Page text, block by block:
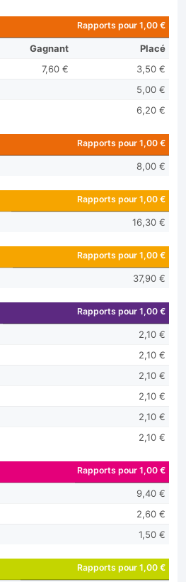
Rapports pour 1,00 €
Gagnant
Placé
7,60 €
3,50 €
5,00 €
6,20 €
Rapports pour 1,00 €
8,00 €
Rapports pour 1,00 €
16,30 €
Rapports pour 1,00 €
37,90 €
Rapports pour 1,00 €
2,10 €
2,10 €
2,10 €
2,10 €
2,10 €
2,10 €
Rapports pour 1,00 €
9,40 €
2,60 €
1,50 €
Rapports pour 1,00 €